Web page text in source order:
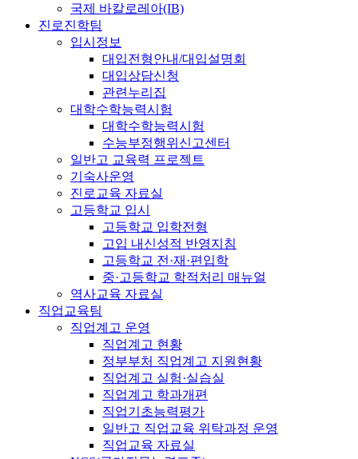
국제 바칼로레아(IB)
진로진학팀
입시정보
대입전형안내/대입설명회
대입상담신청
관련누리집
대학수학능력시험
대학수학능력시험
수능부정행위신고센터
일반고 교육력 프로젝트
기숙사운영
진로교육 자료실
고등학교 입시
고등학교 입학전형
고입 내신성적 반영지침
고등학교 전·재·편입학
중·고등학교 학적처리 매뉴얼
역사교육 자료실
직업교육팀
직업계고 운영
직업계고 현황
정부부처 직업계고 지원현황
직업계고 실험·실습실
직업계고 학과개편
직업기초능력평가
일반고 직업교육 위탁과정 운영
직업교육 자료실